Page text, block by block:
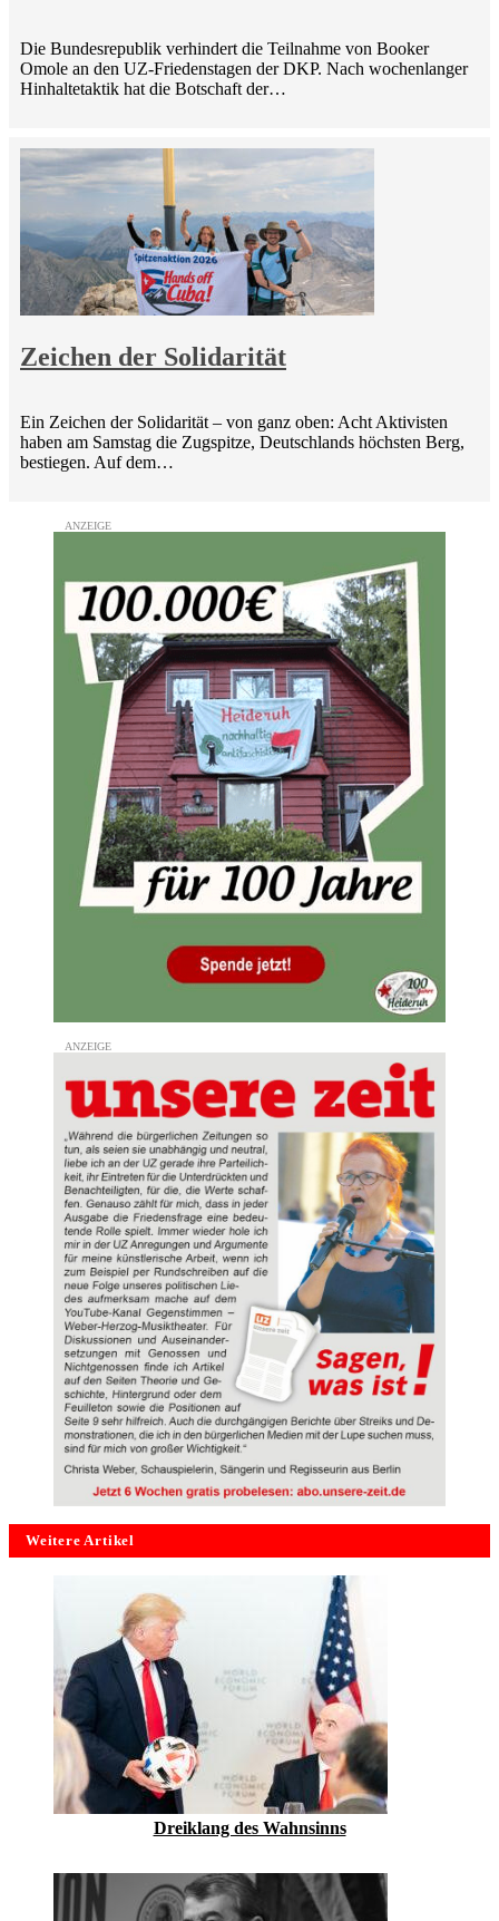
Die Bundesrepublik verhindert die Teilnahme von Booker
Omole an den UZ-Friedenstagen der DKP. Nach wochenlanger
Hinhaltetaktik hat die Botschaft der…
Zeichen der Solidarität
Ein Zeichen der Solidarität – von ganz oben: Acht Aktivisten
haben am Samstag die Zugspitze, Deutschlands höchsten Berg,
bestiegen. Auf dem…
Weitere Artikel
Dreiklang des Wahnsinns